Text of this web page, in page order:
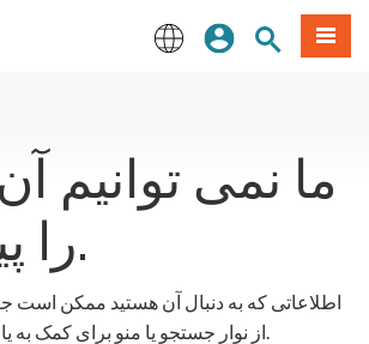
ورودسایتمنو
ما نمی توانیم
را پیدا کنیم.
اطلاعاتی که به دنبال آن هستید ممکن است
از نوار جستجو یا منو برای کمک به یافتن آن استفاده کنید.